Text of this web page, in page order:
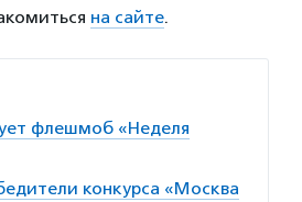
на сайте.
флешмоб «Неделя
конкурса «Москва